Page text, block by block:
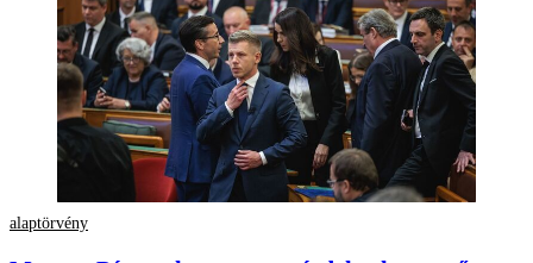
alaptörvény